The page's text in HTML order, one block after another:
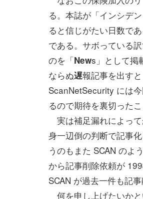
る。本誌が「インシデ
ると信じがたい日数で
である。サボっている
のを「News」として掲
ならぬ遅報記事を出す
ScanNetSecurity には
るので期待を裏切った
実は補足漏れによっ
身一辺倒の判断で記事
うのもまた SCAN のよ
から記事削除依頼が
SCAN が過去一件も記
何を申し上げたいか